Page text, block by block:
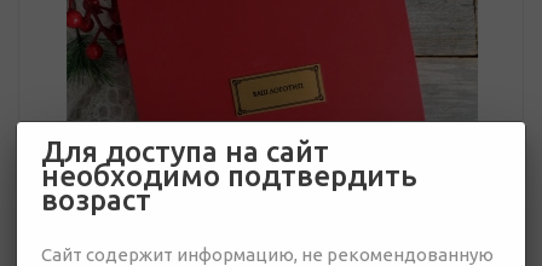
Для доступа на сайт
необходимо подтвердить
возраст
Сайт содержит информацию, не рекомендованную